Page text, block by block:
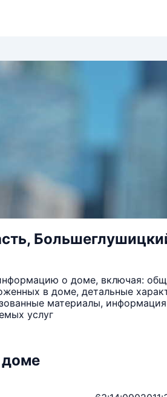
о доме, включая:
в доме, детальные
материалы,
услуг